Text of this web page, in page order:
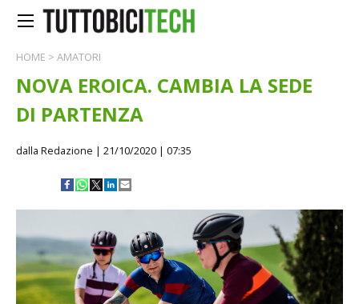
HOME > AMATORI
NOVA EROICA. CAMBIA LA SEDE
DI PARTENZA
dalla Redazione | 21/10/2020 | 07:35